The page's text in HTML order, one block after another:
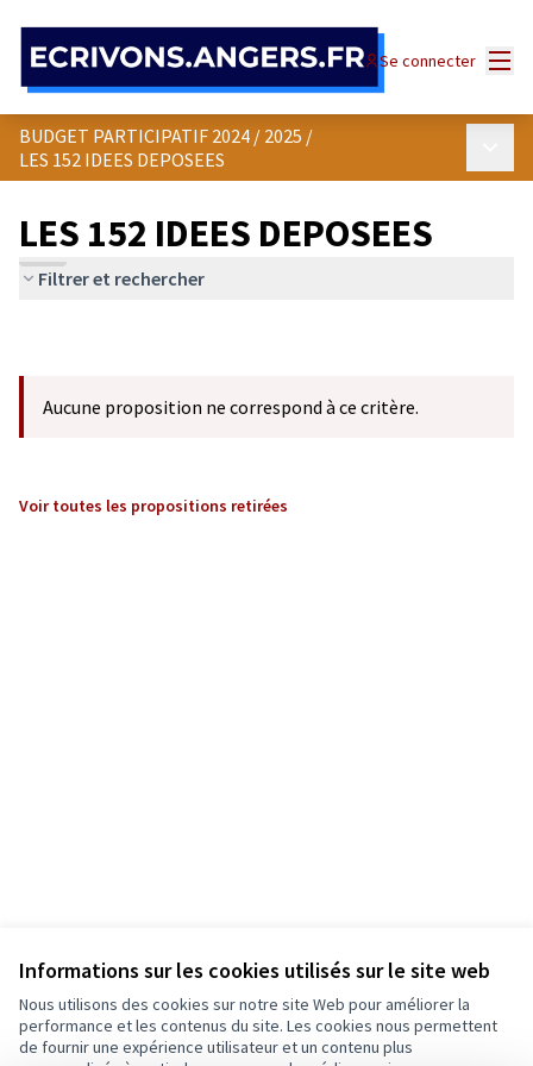
Informations sur les cookies utilisés sur le site web
Nous utilisons des cookies sur notre site Web pour améliorer la
performance et les contenus du site. Les cookies nous permettent
de fournir une expérience utilisateur et un contenu plus
Se connecter
BUDGET PARTICIPATIF 2024 / 2025 /
LES 152 IDEES DEPOSEES
LES 152 IDEES DEPOSEES
Filtrer et rechercher
Aucune proposition ne correspond à ce critère.
Voir toutes les propositions retirées